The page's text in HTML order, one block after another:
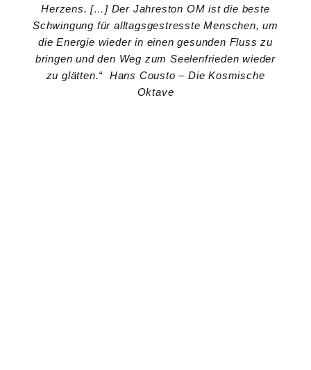
Herzens. […] Der Jahreston OM ist die beste
Schwingung für alltagsgestresste Menschen, um
die Energie wieder in einen gesunden Fluss zu
bringen und den Weg zum Seelenfrieden wieder
zu glätten.“ Hans Cousto – Die Kosmische
Oktave